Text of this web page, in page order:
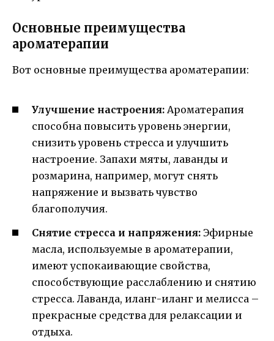
Основные преимущества
ароматерапии
Вот основные преимущества ароматерапии:
Улучшение настроения: Ароматерапия
способна повысить уровень энергии,
снизить уровень стресса и улучшить
настроение. Запахи мяты, лаванды и
розмарина, например, могут снять
напряжение и вызвать чувство
благополучия.
Снятие стресса и напряжения: Эфирные
масла, используемые в ароматерапии,
имеют успокаивающие свойства,
способствующие расслаблению и снятию
стресса. Лаванда, иланг-иланг и мелисса –
прекрасные средства для релаксации и
отдыха.